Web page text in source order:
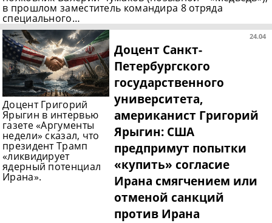
в прошлом заместитель командира 8 отряда
специального…
24.04
Доцент Санкт-
Петербургского
государственного
университета,
американист Григорий
Ярыгин: США
предпримут попытки
«купить» согласие
Ирана смягчением или
отменой санкций
против Ирана
Доцент Григорий
Ярыгин в интервью
газете «Аргументы
недели» сказал, что
президент Трамп
«ликвидирует
ядерный потенциал
Ирана».